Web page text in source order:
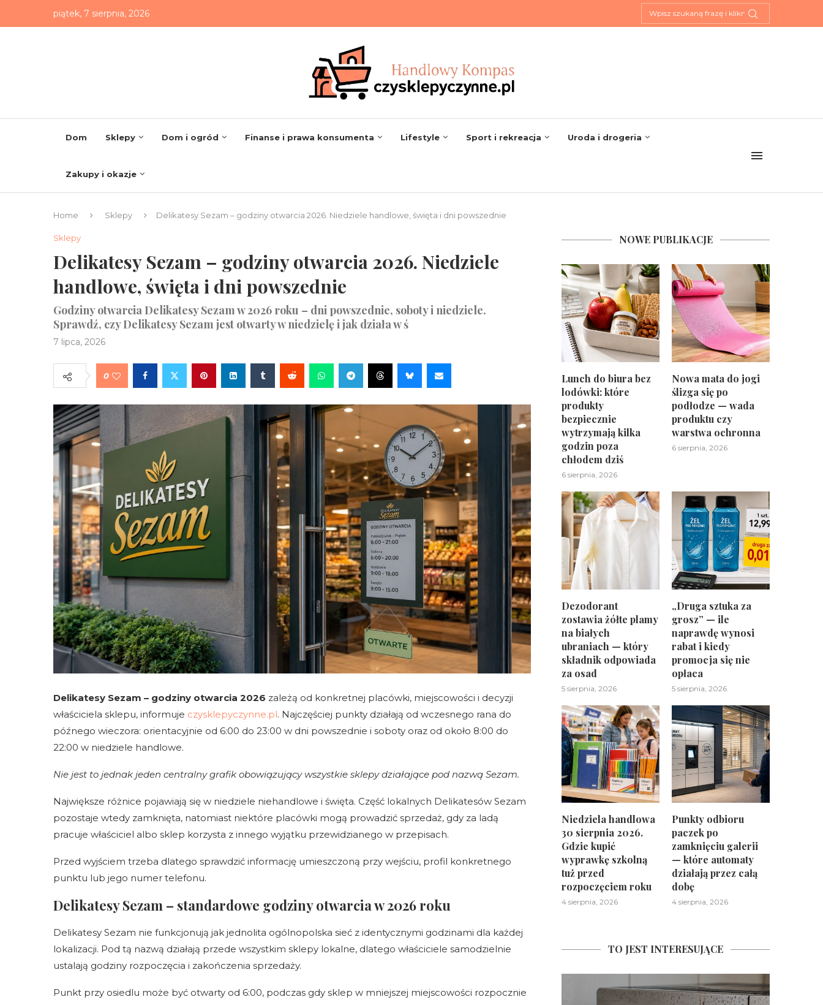
piątek, 7 sierpnia, 2026
Dom Sklepy Dom i ogród Finanse i prawa konsumenta Lifestyle Sport i rekreacja Uroda i drogeria
Zakupy i okazje
Home Sklepy Delikatesy Sezam – godziny otwarcia 2026. Niedziele handlowe, święta i dni powszednie
Sklepy
Delikatesy Sezam – godziny otwarcia 2026. Niedziele
handlowe, święta i dni powszednie
Godziny otwarcia Delikatesy Sezam w 2026 roku – dni powszednie, soboty i niedziele.
Sprawdź, czy Delikatesy Sezam jest otwarty w niedzielę i jak działa w ś
7 lipca, 2026
0
Delikatesy Sezam – godziny otwarcia 2026 zależą od konkretnej placówki, miejscowości i decyzji
właściciela sklepu, informuje czysklepyczynne.pl. Najczęściej punkty działają od wczesnego rana do
późnego wieczora: orientacyjnie od 6:00 do 23:00 w dni powszednie i soboty oraz od około 8:00 do
22:00 w niedziele handlowe.
Nie jest to jednak jeden centralny grafik obowiązujący wszystkie sklepy działające pod nazwą Sezam.
Największe różnice pojawiają się w niedziele niehandlowe i święta. Część lokalnych Delikatesów Sezam
pozostaje wtedy zamknięta, natomiast niektóre placówki mogą prowadzić sprzedaż, gdy za ladą
pracuje właściciel albo sklep korzysta z innego wyjątku przewidzianego w przepisach.
Przed wyjściem trzeba dlatego sprawdzić informację umieszczoną przy wejściu, profil konkretnego
punktu lub jego numer telefonu.
Delikatesy Sezam – standardowe godziny otwarcia w 2026 roku
Delikatesy Sezam nie funkcjonują jak jednolita ogólnopolska sieć z identycznymi godzinami dla każdej
lokalizacji. Pod tą nazwą działają przede wszystkim sklepy lokalne, dlatego właściciele samodzielnie
ustalają godziny rozpoczęcia i zakończenia sprzedaży.
Punkt przy osiedlu może być otwarty od 6:00, podczas gdy sklep w mniejszej miejscowości rozpocznie
NOWE PUBLIKACJE
Lunch do biura bez
lodówki: które
produkty
bezpiecznie
wytrzymają kilka
godzin poza
chłodem dziś
6 sierpnia, 2026
Nowa mata do jogi
ślizga się po
podłodze — wada
produktu czy
warstwa ochronna
6 sierpnia, 2026
Dezodorant
zostawia żółte plamy
na białych
ubraniach — który
składnik odpowiada
za osad
5 sierpnia, 2026
„Druga sztuka za
grosz” — ile
naprawdę wynosi
rabat i kiedy
promocja się nie
opłaca
5 sierpnia, 2026
Niedziela handlowa
30 sierpnia 2026.
Gdzie kupić
wyprawkę szkolną
tuż przed
rozpoczęciem roku
4 sierpnia, 2026
Punkty odbioru
paczek po
zamknięciu galerii
— które automaty
działają przez całą
dobę
4 sierpnia, 2026
TO JEST INTERESUJĄCE